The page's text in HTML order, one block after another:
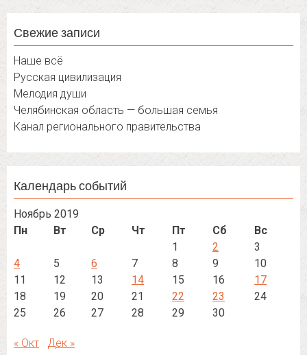
Свежие записи
Наше всё
Русская цивилизация
Мелодия души
Челябинская область — большая семья
Канал регионального правительства
Календарь событий
Ноябрь 2019
Пн
Вт Ср Чт Пт Сб
Вс
1
2
3
4
5 6 7 8 9
10
11
12 13 14 15 16
17
18
19 20 21 22 23
24
25
26 27 28 29 30
« Окт Дек »